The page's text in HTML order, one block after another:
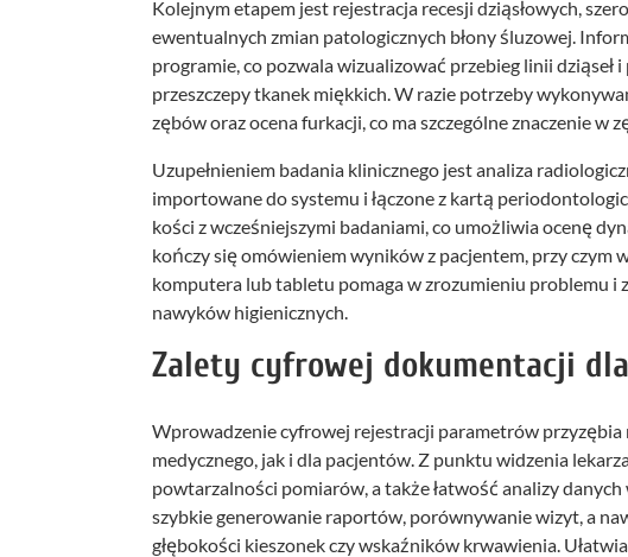
Kolejnym etapem jest rejestracja recesji dziąsłowych,
ewentualnych zmian patologicznych błony śluzowej.
programie, co pozwala wizualizować przebieg linii dziąseł
przeszczepy tkanek miękkich. W razie potrzeby
zębów oraz ocena furkacji, co ma szczególne znaczenie w
Uzupełnieniem badania klinicznego jest analiza
importowane do systemu i łączone z kartą
kości z wcześniejszymi badaniami, co umożliwia ocenę
kończy się omówieniem wyników z pacjentem, przy czym
komputera lub tabletu pomaga w zrozumieniu problemu i
nawyków higienicznych.
Zalety cyfrowej dokumentacji
Wprowadzenie cyfrowej rejestracji parametrów przyzębia
medycznego, jak i dla pacjentów. Z punktu widzenia
powtarzalności pomiarów, a także łatwość analizy
szybkie generowanie raportów, porównywanie wizyt, a
głębokości kieszonek czy wskaźników krwawienia.